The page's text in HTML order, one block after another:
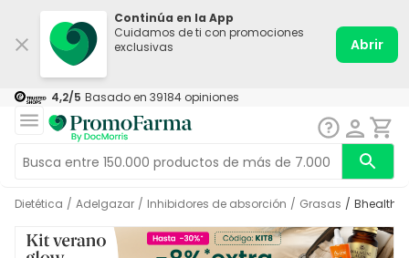
Continúa en la App
Cuidamos de ti con promociones
exclusivas
Abrir
4,2/5 Basado en 39184 opiniones
Dietética / Adelgazar / Inhibidores de absorción / Grasas /